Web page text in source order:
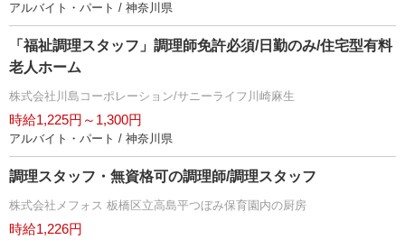
アルバイト・パート / 神奈川県
「福祉調理スタッフ」調理師免許必須/日勤のみ/住宅型有料
老人ホーム
株式会社川島コーポレーション/サニーライフ川崎麻生
時給1,225円～1,300円
アルバイト・パート / 神奈川県
調理スタッフ・無資格可の調理師/調理スタッフ
株式会社メフォス 板橋区立高島平つぼみ保育園内の厨房
時給1,226円